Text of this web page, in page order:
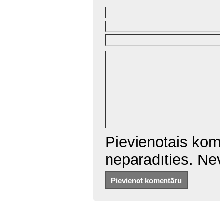
Pievienotais
neparādīties.